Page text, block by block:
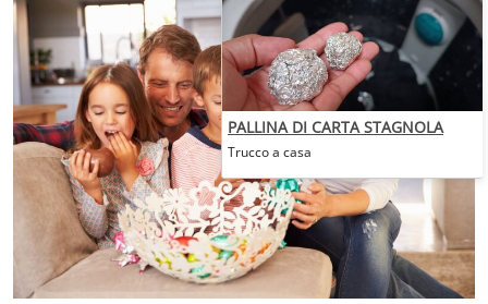
PALLINA DI CARTA STAGNOLA
Trucco a casa